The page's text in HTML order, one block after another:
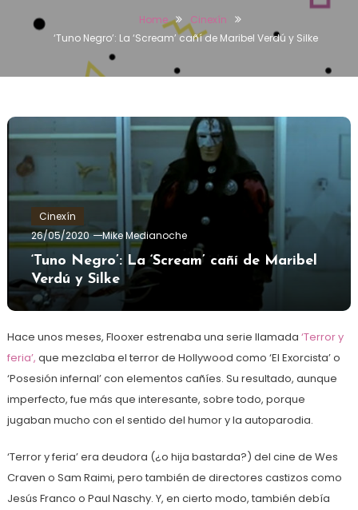
Home
Cinexín
‘Tuno Negro’: La ‘Scream’ cañí de Maribel Verdú y Silke
Cinexín
26/05/2020
Mike Medianoche
‘Tuno Negro’: La ‘Scream’ cañí de Maribel
Verdú y Silke
Hace unos meses, Flooxer estrenaba una serie llamada ‘Terror y
feria’, que mezclaba el terror de Hollywood como ‘El Exorcista’ o
‘Posesión infernal’ con elementos cañíes. Su resultado, aunque
imperfecto, fue más que interesante, sobre todo, porque
jugaban mucho con el sentido del humor y la autoparodia.
‘Terror y feria’ era deudora (¿o hija bastarda?) del cine de Wes
Craven o Sam Raimi, pero también de directores castizos como
Jesús Franco o Paul Naschy. Y, en cierto modo, también debía